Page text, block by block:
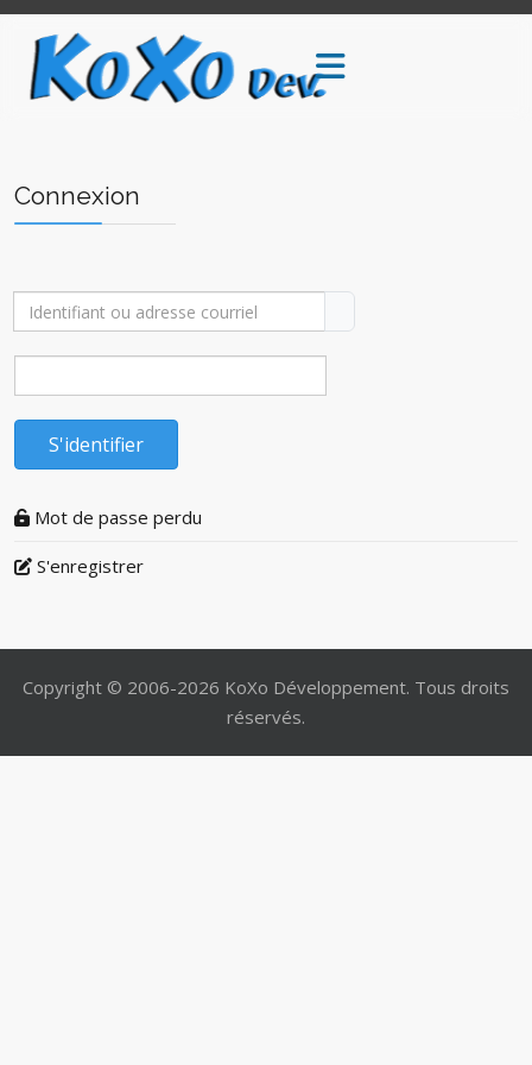
Connexion
Identifiant ou adresse courriel
S'identifier
Mot de passe perdu
S'enregistrer
Copyright © 2006-2026 KoXo Développement. Tous droits
réservés.